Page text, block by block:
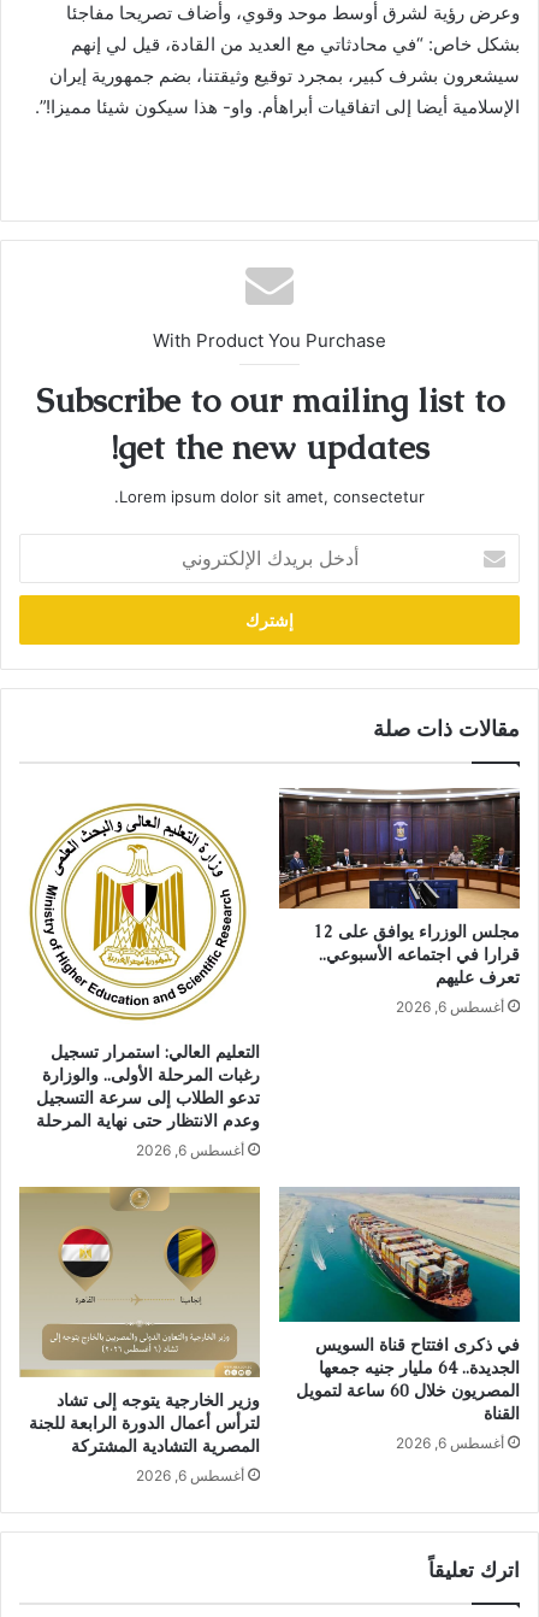
وعرض رؤية لشرق أوسط موحد وقوي، وأضاف تصريحا مفاجئا
بشكل خاص: “في محادثاتي مع العديد من القادة، قيل لي إنهم
سيشعرون بشرف كبير، بمجرد توقيع وثيقتنا، بضم جمهورية إيران
الإسلامية أيضا إلى اتفاقيات أبراهأم. واو- هذا سيكون شيئا مميزا!”.
With Product You Purchase
Subscribe to our mailing list to
get the new updates!
Lorem ipsum dolor sit amet, consectetur.
بريدك
الإلكتروني
مقالات ذات صلة
مجلس الوزراء يوافق على 12
قرارا في اجتماعه الأسبوعي..
تعرف عليهم
أغسطس 6, 2026
التعليم العالي: استمرار تسجيل
رغبات المرحلة الأولى.. والوزارة
تدعو الطلاب إلى سرعة التسجيل
وعدم الانتظار حتى نهاية المرحلة
أغسطس 6, 2026
في ذكرى افتتاح قناة السويس
الجديدة.. 64 مليار جنيه جمعها
المصريون خلال 60 ساعة لتمويل
القناة
أغسطس 6, 2026
وزير الخارجية يتوجه إلى تشاد
لترأس أعمال الدورة الرابعة للجنة
المصرية التشادية المشتركة
أغسطس 6, 2026
اترك تعليقاً